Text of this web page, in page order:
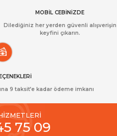
MOBİL CEBİNİZDE
Dilediğiniz her yerden güvenli alışverişin
keyfini çıkarın.
9 taksit’e kadar ödeme imkanı
75 09